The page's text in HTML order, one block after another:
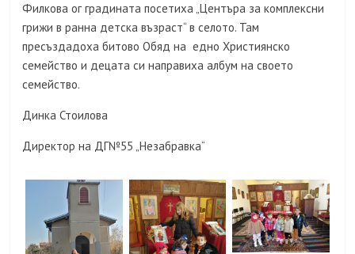
Филкова ог градината посетиха „Центъра за комплексни
грижи в ранна детска възраст“ в селото. Там
пресъздадоха битово Обяд на едно Християнско
семейство и децата си направиха албум на своето
семейство.
Динка Стоилова
Директор на ДГ№55 „Незабравка“